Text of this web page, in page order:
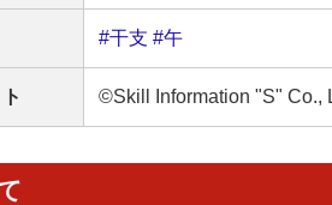
#干支 #午
©Skill Information "S" Co.,